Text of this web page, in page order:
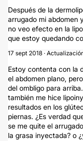
Después de la
arrugado mi abdomen
no veo efecto en la
que estoy quedando
17 sept 2018 ·
Estoy contenta con la
el abdomen plano,
del ombligo para
también me hice
resultados en los
piernas. ¿Es verdad
se me quite el
la grasa inyectada? o